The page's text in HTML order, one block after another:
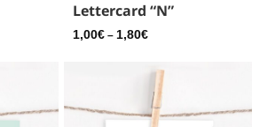
Lettercard “N”
1,00€ – 1,80€